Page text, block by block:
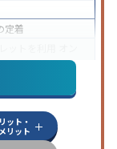
定着
ットを利用
ット・
リット